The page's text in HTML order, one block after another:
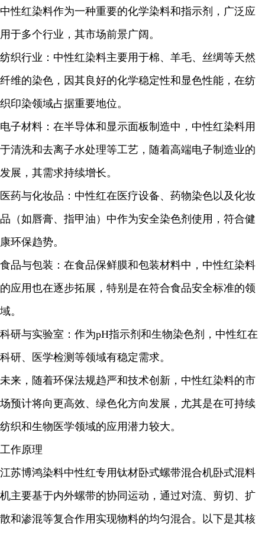
中性红染料作为一种重要的化学染料和指示剂，广泛应
用于多个行业，其市场前景广阔。
纺织行业：中性红染料主要用于棉、羊毛、丝绸等天然
纤维的染色，因其良好的化学稳定性和显色性能，在纺
织印染领域占据重要地位。
电子材料：在半导体和显示面板制造中，中性红染料用
于清洗和去离子水处理等工艺，随着高端电子制造业的
发展，其需求持续增长。
医药与化妆品：中性红在医疗设备、药物染色以及化妆
品（如唇膏、指甲油）中作为安全染色剂使用，符合健
康环保趋势。
食品与包装：在食品保鲜膜和包装材料中，中性红染料
的应用也在逐步拓展，特别是在符合食品安全标准的领
域。
科研与实验室：作为pH指示剂和生物染色剂，中性红在
科研、医学检测等领域有稳定需求。
未来，随着环保法规趋严和技术创新，中性红染料的市
场预计将向更高效、绿色化方向发展，尤其是在可持续
纺织和生物医学领域的应用潜力较大。
工作原理
江苏博鸿染料中性红专用钛材卧式螺带混合机卧式混料
机主要基于内外螺带的协同运动，通过对流、剪切、扩
散和渗混等复合作用实现物料的均匀混合。以下是其核